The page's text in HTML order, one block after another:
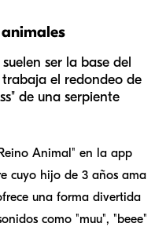
ser la base del
trabaja el redondeo de
de una serpiente
Animal" en la app
cuyo hijo de 3 años ama
una forma divertida
como "muu", "beee"